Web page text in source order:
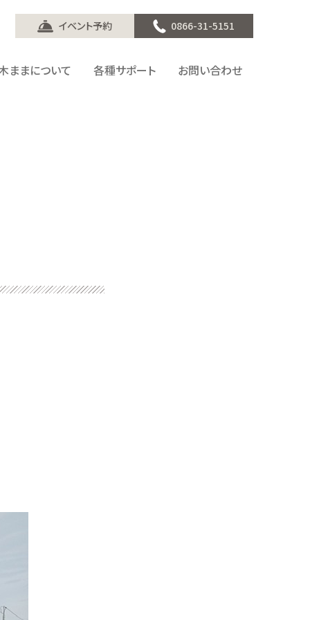
イベント予約 0866-31-5151
ままについて 各種サポート お問い合わせ